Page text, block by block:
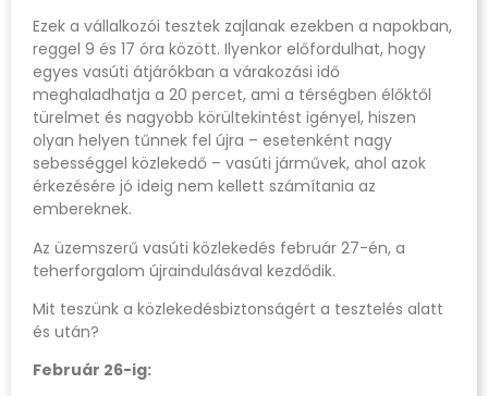
Ezek a vállalkozói tesztek zajlanak ezekben a napokban,
reggel 9 és 17 óra között. Ilyenkor előfordulhat, hogy
egyes vasúti átjárókban a várakozási idő
meghaladhatja a 20 percet, ami a térségben élőktől
türelmet és nagyobb körültekintést igényel, hiszen
olyan helyen tűnnek fel újra – esetenként nagy
sebességgel közlekedő – vasúti járművek, ahol azok
érkezésére jó ideig nem kellett számítania az
embereknek.
Az üzemszerű vasúti közlekedés február 27-én, a
teherforgalom újraindulásával kezdődik.
Mit teszünk a közlekedésbiztonságért a tesztelés alatt
és után?
Február 26-ig: